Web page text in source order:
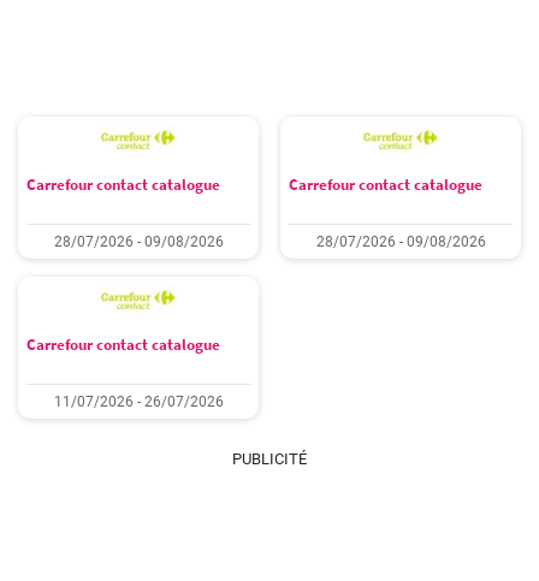
Carrefour contact catalogue
28/07/2026 - 09/08/2026
Carrefour contact catalogue
28/07/2026 - 09/08/2026
Carrefour contact catalogue
11/07/2026 - 26/07/2026
PUBLICITÉ